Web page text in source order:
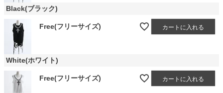
Black(ブラック)
Free(フリーサイズ) カートに入れる
White(ホワイト)
Free(フリーサイズ) カートに入れる